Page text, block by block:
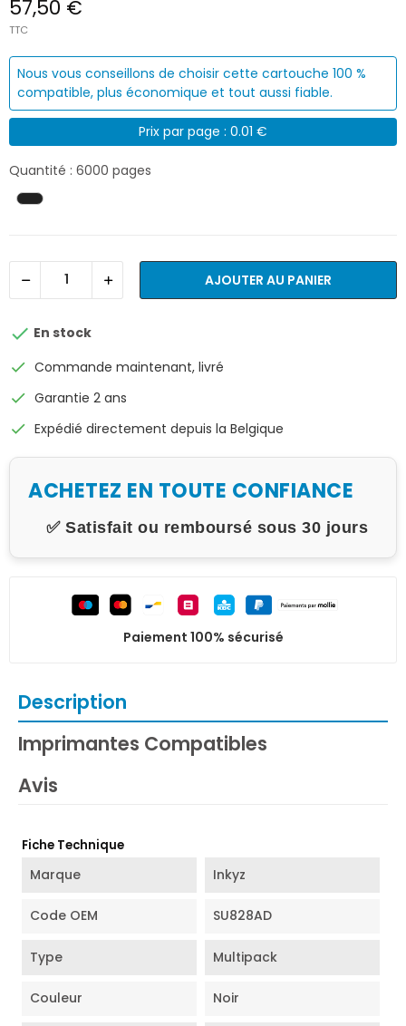
57,50 €
TTC
Nous vous conseillons de choisir cette cartouche 100 %
compatible, plus économique et tout aussi fiable.
Prix par page : 0.01 €
Quantité : 6000 pages
AJOUTER AU PANIER
 En stock
check Commande maintenant, livré
check Garantie 2 ans
check Expédié directement depuis la Belgique
ACHETEZ EN TOUTE CONFIANCE
✅ Satisfait ou remboursé sous 30 jours
Paiement 100% sécurisé
Description
Imprimantes Compatibles
Avis
Fiche Technique
Marque Inkyz
Code OEM SU828AD
Type Multipack
Couleur Noir